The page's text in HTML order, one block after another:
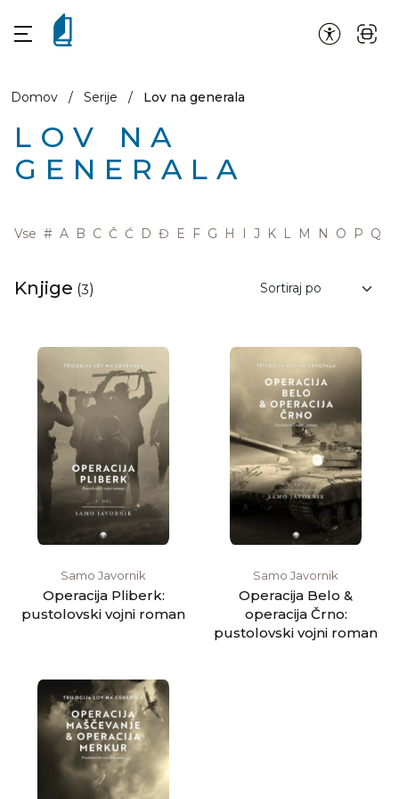
Domov / Serije / Lov na generala
LOV NA
GENERALA
Vse # A B C Č Ć D Đ E F G H I J K L M N O P Q
Knjige (3)
Samo Javornik
Operacija Pliberk:
pustolovski vojni roman
Samo Javornik
Operacija Belo &
operacija Črno:
pustolovski vojni roman